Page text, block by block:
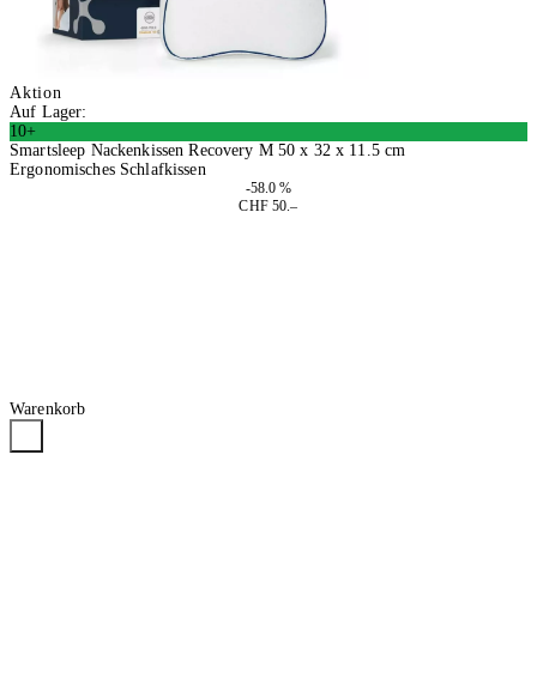
Aktion
Auf Lager:
10+
Smartsleep Nackenkissen Recovery M 50 x 32 x 11.5 cm
Ergonomisches Schlafkissen
-58.0 %
CHF 50.–
Warenkorb